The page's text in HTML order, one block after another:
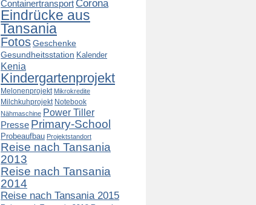
Containertransport Corona
Eindrücke aus
Tansania
FotosGeschenke
Gesundheitsstation Kalender
Kenia
Kindergartenprojekt
Melonenprojekt Mikrokredite
Milchkuhprojekt Notebook
Nähmaschine Power Tiller
Presse Primary-School
Probeaufbau Projektstandort
Reise nach Tansania
2013
Reise nach Tansania
2014
Reise nach Tansania 2015